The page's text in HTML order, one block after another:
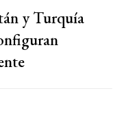
y Turquía